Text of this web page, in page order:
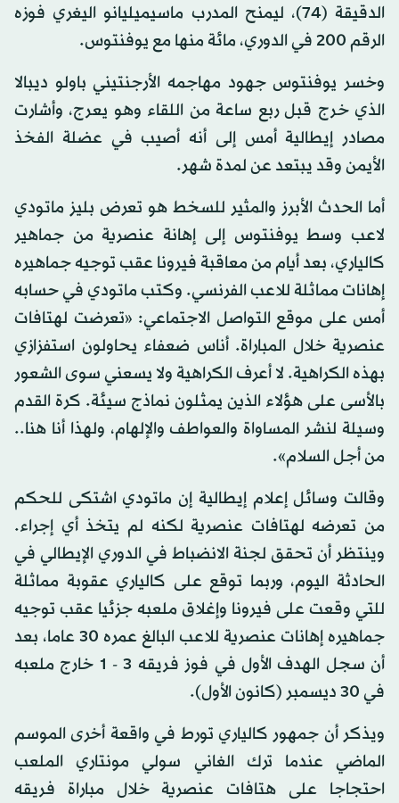
الدقيقة (74)، ليمنح المدرب ماسيميليانو اليغري فوزه
الرقم 200 في الدوري، مائة منها مع يوفنتوس.
وخسر يوفنتوس جهود مهاجمه الأرجنتيني باولو ديبالا
الذي خرج قبل ربع ساعة من اللقاء وهو يعرج، وأشارت
مصادر إيطالية أمس إلى أنه أصيب في عضلة الفخذ
الأيمن وقد يبتعد عن لمدة شهر.
أما الحدث الأبرز والمثير للسخط هو تعرض بليز ماتودي
لاعب وسط يوفنتوس إلى إهانة عنصرية من جماهير
كالياري، بعد أيام من معاقبة فيرونا عقب توجيه جماهيره
إهانات مماثلة للاعب الفرنسي. وكتب ماتودي في حسابه
أمس على موقع التواصل الاجتماعي: «تعرضت لهتافات
عنصرية خلال المباراة. أناس ضعفاء يحاولون استفزازي
بهذه الكراهية. لا أعرف الكراهية ولا يسعني سوى الشعور
بالأسى على هؤلاء الذين يمثلون نماذج سيئة. كرة القدم
وسيلة لنشر المساواة والعواطف والإلهام، ولهذا أنا هنا..
من أجل السلام».
وقالت وسائل إعلام إيطالية إن ماتودي اشتكى للحكم
من تعرضه لهتافات عنصرية لكنه لم يتخذ أي إجراء.
وينتظر أن تحقق لجنة الانضباط في الدوري الإيطالي في
الحادثة اليوم، وربما توقع على كالياري عقوبة مماثلة
للتي وقعت على فيرونا وإغلاق ملعبه جزئيا عقب توجيه
جماهيره إهانات عنصرية للاعب البالغ عمره 30 عاما، بعد
أن سجل الهدف الأول في فوز فريقه 3 - 1 خارج ملعبه
في 30 ديسمبر (كانون الأول).
ويذكر أن جمهور كالياري تورط في واقعة أخرى الموسم
الماضي عندما ترك الغاني سولي مونتاري الملعب
احتجاجا على هتافات عنصرية خلال مباراة فريقه